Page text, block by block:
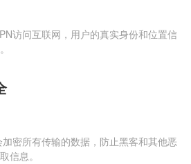
访问互联网，用户的真实身份和位置信
密所有传输的数据，防止黑客和其他恶
信息。